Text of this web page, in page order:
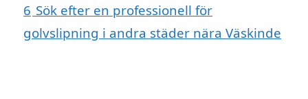
6 Sök efter en professionell för
golvslipning i andra städer nära Väskinde